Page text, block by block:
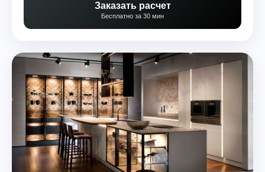
Заказать расчет
Бесплатно за 30 мин